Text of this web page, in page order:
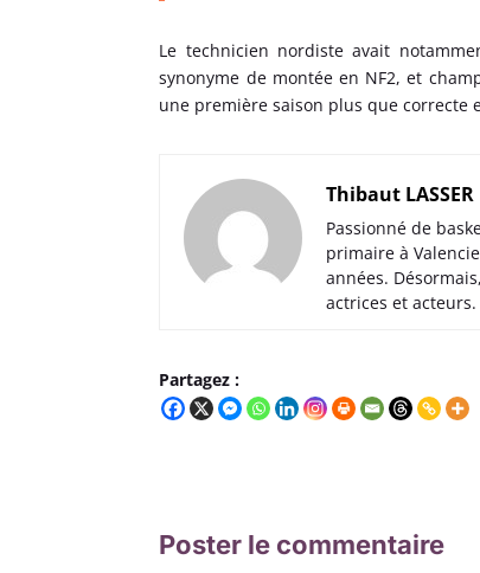
Le technicien nordiste avait
synonyme de montée en NF2, et
une première saison plus que correcte
Thibaut LASSER
Passionné de
primaire à
années.
actrices et acteurs.
Partagez :
Poster le commentaire